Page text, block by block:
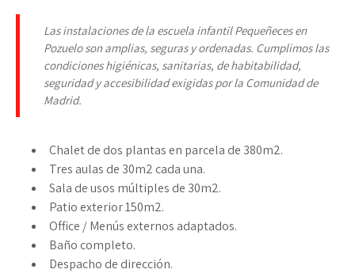
Las instalaciones de la escuela infantil Pequeñeces en
Pozuelo son amplias, seguras y ordenadas. Cumplimos las
condiciones higiénicas, sanitarias, de habitabilidad,
seguridad y accesibilidad exigidas por la Comunidad de
Madrid.
Chalet de dos plantas en parcela de 380m2.
Tres aulas de 30m2 cada una.
Sala de usos múltiples de 30m2.
Patio exterior 150m2.
Office / Menús externos adaptados.
Baño completo.
Despacho de dirección.